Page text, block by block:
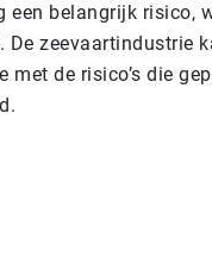
belangrijk risico,
zeevaartindustrie
met de risico’s die